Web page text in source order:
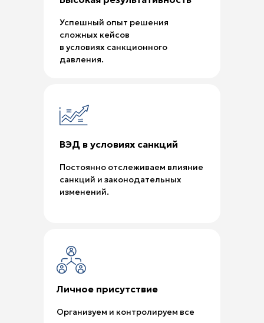
Организуем и контролируем все
Личное присутствие
Успешный опыт решения
сложных кейсов
в условиях санкционного
давления.
ВЭД в условиях санкций
Постоянно отслеживаем влияние
санкций и законодательных
изменений.